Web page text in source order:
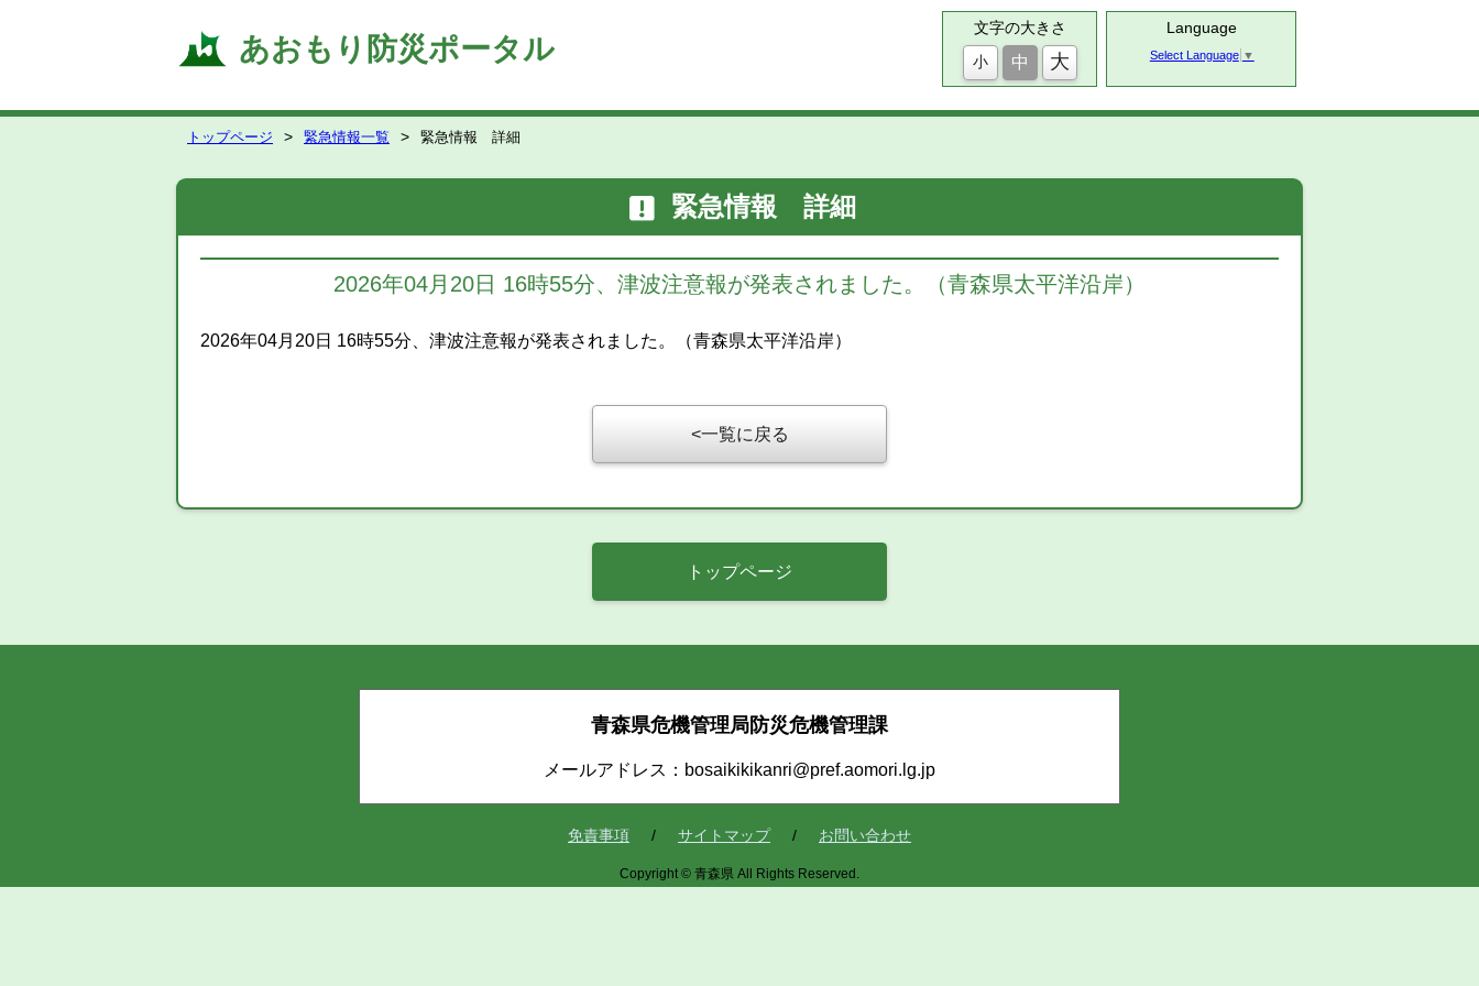
あおもり防災ポータル
文字の大きさ
小
中 大
Language
Select Language ▼
トップページ 緊急情報一覧 緊急情報 詳細
緊急情報 詳細
2026年04月20日 16時55分、津波注意報が発表されました。（青森県太平洋沿岸）
2026年04月20日 16時55分、津波注意報が発表されました。（青森県太平洋沿岸）
一覧に戻る
トップページ
青森県危機管理局防災危機管理課
メールアドレス：bosaikikikanri@pref.aomori.lg.jp
免責事項 サイトマップ お問い合わせ
Copyright © 青森県 All Rights Reserved.